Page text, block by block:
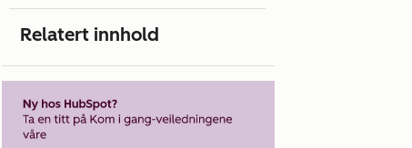
Relatert innhold